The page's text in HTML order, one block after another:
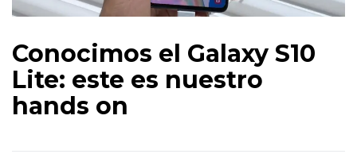
Conocimos el Galaxy S10
Lite: este es nuestro
hands on